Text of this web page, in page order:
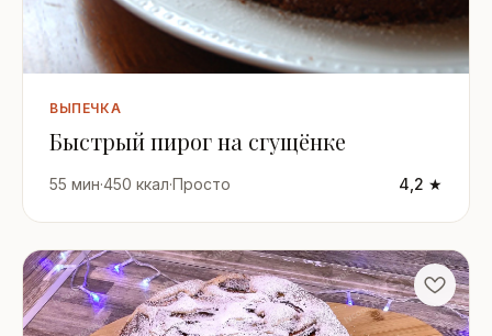
ВЫПЕЧКА
Быстрый пирог на сгущёнке
55 мин·450 ккал·Просто 4,2 ★